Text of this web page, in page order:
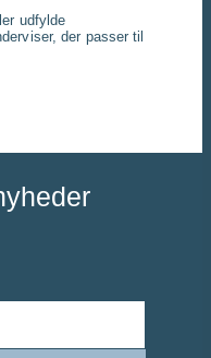
udfylde
der passer til